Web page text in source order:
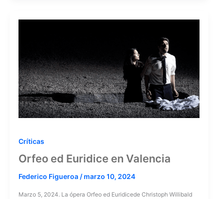
Críticas
Orfeo ed Euridice en Valencia
Federico Figueroa / marzo 10, 2024
Marzo 5, 2024. La ópera Orfeo ed Euridicede Christoph Willibald